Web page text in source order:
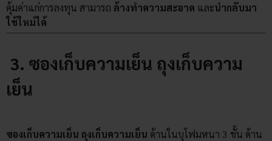
คุ้มค่าแก่การลงทุน สามารถ ล้างทำความสะอาด และนำกลับมา
ใช้ใหม่ได้
3. ซองเก็บความเย็น ถุงเก็บความ
เย็น
ซองเก็บความเย็น ถุงเก็บความเย็น ด้านในบุโฟมหนา 3 ชั้น ด้าน